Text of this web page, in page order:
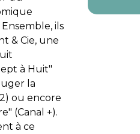
ils
& Cie, une
à Huit"
la
ou encore
(Canal +).
à ce